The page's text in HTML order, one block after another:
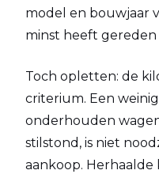
model en bouwjaar
minst heeft
Toch opletten: de
criterium. Een
onderhouden
stilstond, is niet
aankoop.